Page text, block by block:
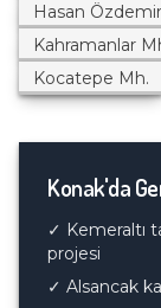
Hasan Özdemir
Kahramanlar
Kocatepe Mh.
Konak'da
✓ Kemeraltı
projesi
✓ Alsancak